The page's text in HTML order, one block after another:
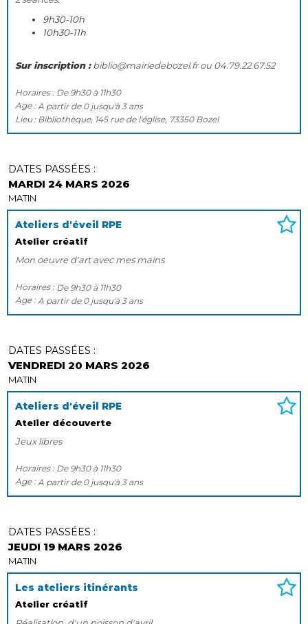
9h30-10h
10h30-11h
Sur inscription :biblio@mairiedebozel.fr ou 04.79.22.67.52
Horaires : De 9h30 à 11h30
Age : A partir de 0 jusqu'à 3 ans
Lieu Bibliothèque, 145 rue de l'église, 73350 Bozel
Ateliers d'éveil RPE
Atelier créatif
DATES PASSÉES :
MARDI 24 MARS 2026
MATIN
Mon oeuvre d'art avec mes mains
Horaires : De 9h30 à 11h30
Age : A partir de 0 jusqu'à 3 ans
Ateliers d'éveil RPE
Atelier découverte
DATES PASSÉES :
VENDREDI 20 MARS 2026
MATIN
Jeux libres
Horaires : De 9h30 à 11h30
Age : A partir de 0 jusqu'à 3 ans
Les ateliers itinérants
Atelier créatif
DATES PASSÉES :
JEUDI 19 MARS 2026
MATIN